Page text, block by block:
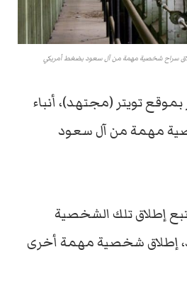
سراح شخصية مهمة من آل سعود بضغط أمريكي
تويتر (مجتهد)، أنباء
مهمة من آل سعود
إطلاق تلك الشخصية
إطلاق شخصية مهمة أخرى